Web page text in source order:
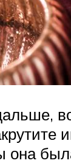
она